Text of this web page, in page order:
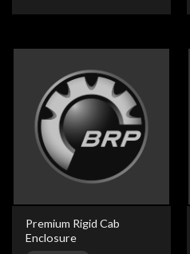
Premium Rigid Cab
Enclosure